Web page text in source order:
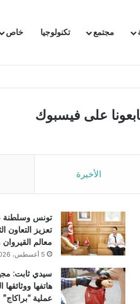
مجتمع تكنولوجيا خاص
على فيسبوك
الأخيرة
تونس وسلطنة
تعزيز التعاون
معالم
5 أغسطس، 2026
سيدي ثابت:
هاتفها
عملية “براكاج”